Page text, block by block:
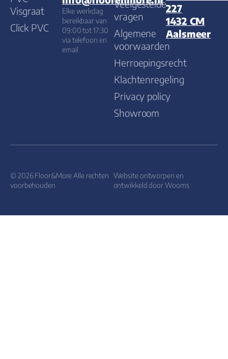
Visgraat
Click PVC
Elke werkdag
bereikbaar van
09:00 tot 17:30
via telefoon en
email
Veelgestelde
vragen
Algemene
voorwaarden
Herroepingsrecht
Klachtenregeling
Privacy policy
Showroom
227
1432 CM
Aalsmeer
© 2026 Floor&More Alle rechten
voorbehouden
Website ontworpen en
ontwikkeld doorWooms